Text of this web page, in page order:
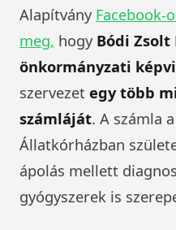
Alapítvány Facebook-
meg, hogy Bódi
önkormányzati
szervezet egy több
számláját. A számla
Állatkórházban
ápolás mellett
gyógyszerek is